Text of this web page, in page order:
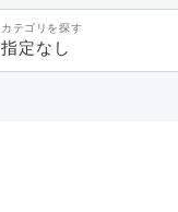
カテゴリを探す
指定なし